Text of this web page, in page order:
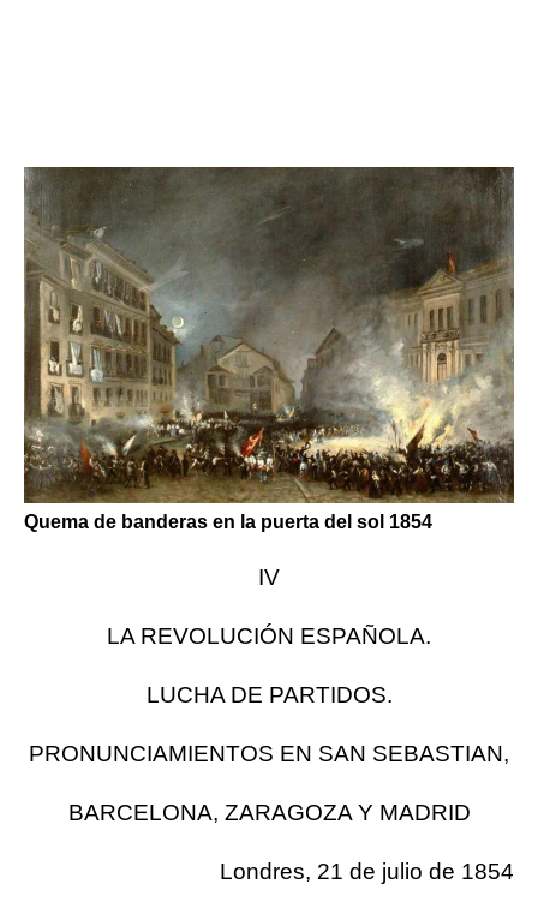
Quema de banderas en la puerta del sol 1854
IV
LA REVOLUCIÓN ESPAÑOLA.
LUCHA DE PARTIDOS.
PRONUNCIAMIENTOS EN SAN SEBASTIAN,
BARCELONA, ZARAGOZA Y MADRID
Londres, 21 de julio de 1854